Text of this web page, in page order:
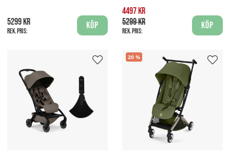
5299 kr
Rek. pris:
Köp
4497 kr
5299 kr
Rek. pris:
Köp
20